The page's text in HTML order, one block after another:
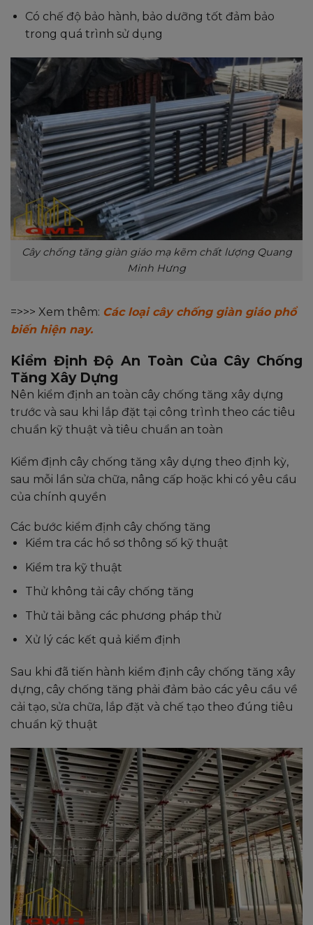
Có chế độ bảo hành, bảo dưỡng tốt đảm bảo
trong quá trình sử dụng
Cây chống tăng giàn giáo mạ kẽm chất lượng Quang
Minh Hưng
=>>> Xem thêm: Các loại cây chống giàn giáo phổ
biến hiện nay.
Kiểm Định Độ An Toàn Của Cây Chống
Tăng Xây Dựng
Nên kiểm định an toàn cây chống tăng xây dựng
trước và sau khi lắp đặt tại công trình theo các tiêu
chuẩn kỹ thuật và tiêu chuẩn an toàn
Kiểm định cây chống tăng xây dựng theo định kỳ,
sau mỗi lần sửa chữa, nâng cấp hoặc khi có yêu cầu
của chính quyền
Các bước kiểm định cây chống tăng
Kiểm tra các hồ sơ thông số kỹ thuật
Kiểm tra kỹ thuật
Thử không tải cây chống tăng
Thử tải bằng các phương pháp thử
Xử lý các kết quả kiểm định
Sau khi đã tiến hành kiểm định cây chống tăng xây
dựng, cây chống tăng phải đảm bảo các yêu cầu về
cải tạo, sửa chữa, lắp đặt và chế tạo theo đúng tiêu
chuẩn kỹ thuật